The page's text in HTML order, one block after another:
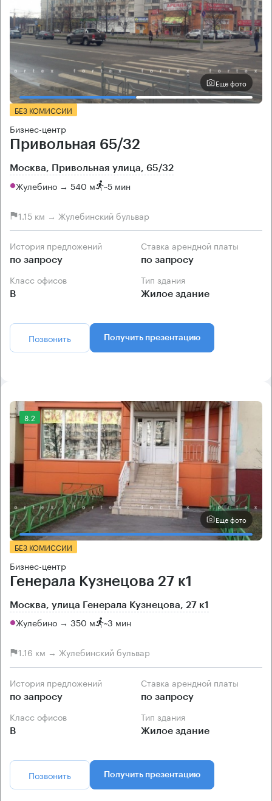
Еще фото
БЕЗ КОМИССИИ
Бизнес-центр
Привольная 65/32
Москва, Привольная улица, 65/32
Жулебино → 540 м ~5 мин
1.15 км → Жулебинский бульвар
История предложений
по запросу
Ставка арендной платы
по запросу
Класс офисов
B
Тип здания
Жилое здание
Позвонить Получить презентацию
8.2
Еще фото
БЕЗ КОМИССИИ
Бизнес-центр
Генерала Кузнецова 27 к1
Москва, улица Генерала Кузнецова, 27 к1
Жулебино → 350 м ~3 мин
1.16 км → Жулебинский бульвар
История предложений
по запросу
Ставка арендной платы
по запросу
Класс офисов
B
Тип здания
Жилое здание
Позвонить Получить презентацию